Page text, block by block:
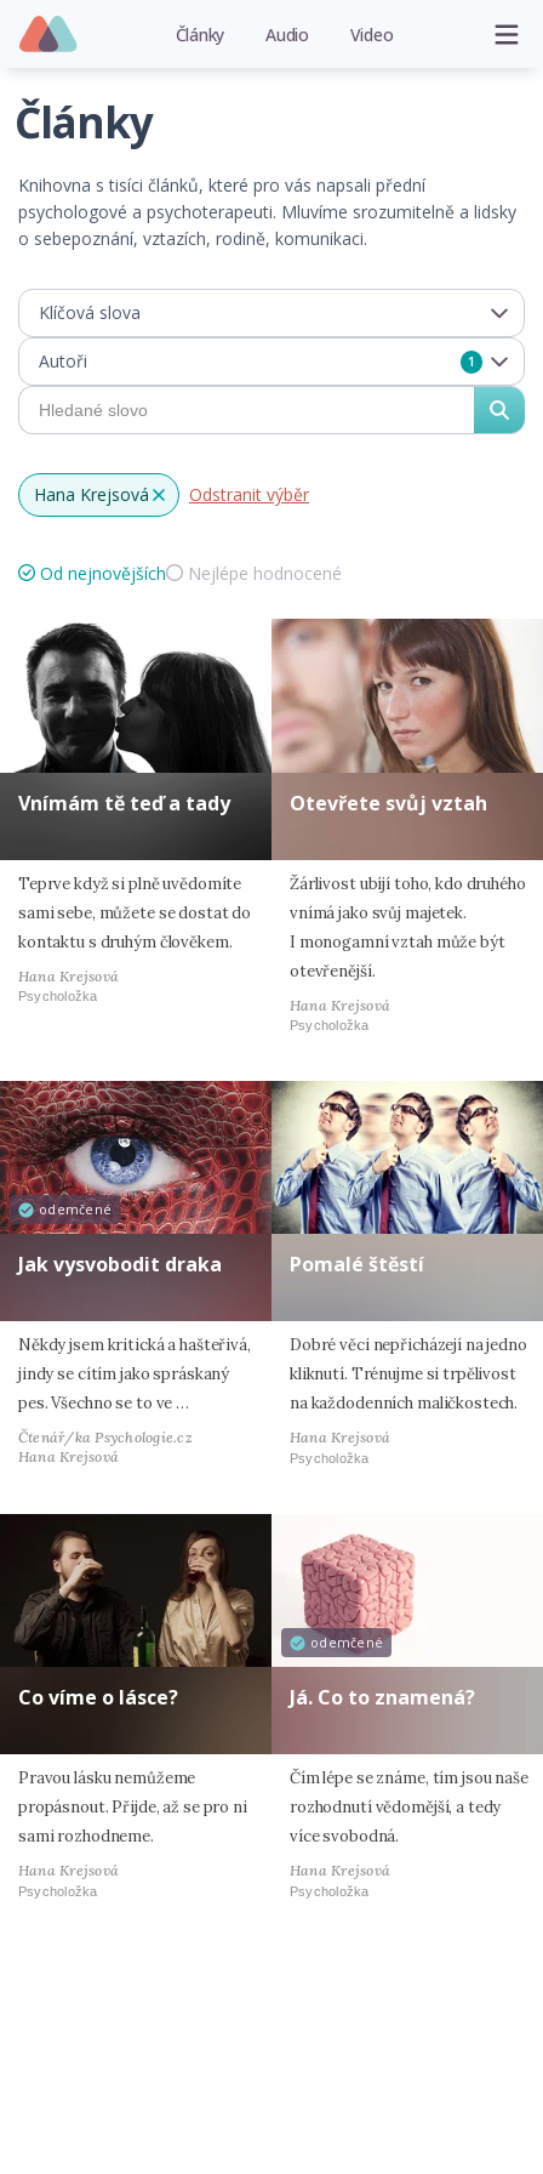
Články Audio Video
Články
Knihovna s tisíci článků, které pro vás napsali přední
psychologové a psychoterapeuti. Mluvíme srozumitelně a lidsky
o sebepoznání, vztazích, rodině, komunikaci.
Klíčová slova
Autoři 1
Hana Krejsová x
Odstranit výběr
Od nejnovějších Nejlépe hodnocené
Vnímám tě teď a tady
Teprve když si plně uvědomíte
sami sebe, můžete se dostat do
kontaktu s druhým člověkem.
Hana Krejsová
Psycholožka
Otevřete svůj vztah
Žárlivost ubíjí toho, kdo druhého
vnímá jako svůj majetek.
I monogamní vztah může být
otevřenější.
Hana Krejsová
Psycholožka
odemčené
Jak vysvobodit draka
Někdy jsem kritická a hašteřivá,
jindy se cítím jako spráskaný
pes. Všechno se to ve …
Čtenář/ka Psychologie.cz
Hana Krejsová
Pomalé štěstí
Dobré věci nepřicházejí na jedno
kliknutí. Trénujme si trpělivost
na každodenních maličkostech.
Hana Krejsová
Psycholožka
Co víme o lásce?
Pravou lásku nemůžeme
propásnout. Přijde, až se pro ni
sami rozhodneme.
Hana Krejsová
Psycholožka
odemčené
Já. Co to znamená?
Čím lépe se známe, tím jsou naše
rozhodnutí vědomější, a tedy
více svobodná.
Hana Krejsová
Psycholožka